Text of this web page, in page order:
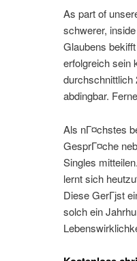
As part of
schwerer,
Glaubens
erfolgreich sein
durchschnittlich
abdingbar.
Als nГ¤chstes
GesprГ¤che
Singles
lernt sich
Diese GerГјst
solch ein